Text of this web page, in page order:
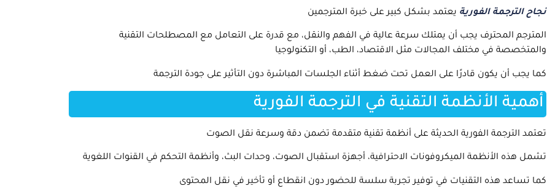
نجاح الترجمة الفورية يعتمد بشكل كبير على خبرة المترجمين
المترجم المحترف يجب أن يمتلك سرعة عالية في الفهم والنقل، مع قدرة على التعامل مع المصطلحات التقنية
والمتخصصة في مختلف المجالات مثل الاقتصاد، الطب، أو التكنولوجيا
كما يجب أن يكون قادرًا على العمل تحت ضغط أثناء الجلسات المباشرة دون التأثير على جودة الترجمة
أهمية الأنظمة التقنية في الترجمة الفورية
تعتمد الترجمة الفورية الحديثة على أنظمة تقنية متقدمة تضمن دقة وسرعة نقل الصوت
تشمل هذه الأنظمة الميكروفونات الاحترافية، أجهزة استقبال الصوت، وحدات البث، وأنظمة التحكم في القنوات اللغوية
كما تساعد هذه التقنيات في توفير تجربة سلسة للحضور دون انقطاع أو تأخير في نقل المحتوى